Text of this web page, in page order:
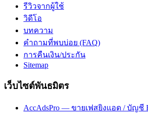
รีวิวจากผู้ใช้
วิดีโอ
บทความ
คำถามที่พบบ่อย (FAQ)
การคืนเงิน/ประกัน
Sitemap
เว็บไซต์พันธมิตร
AccAdsPro — ขายเฟสยิงแอด / บัญชี